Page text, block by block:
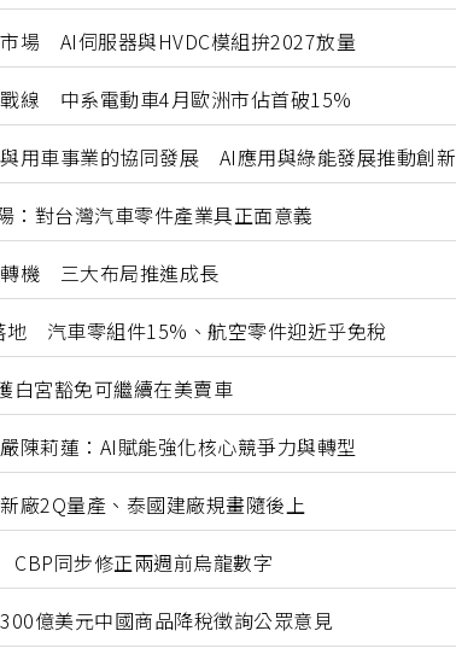
場 AI伺服器與HVDC模組拚2027放量
線 中系電動車4月歐洲市佔首破15%
用車事業的協同發展 AI應用與綠能發展推動創新
對台灣汽車零件產業具正面意義
機 三大布局推進成長
地 汽車零組件15%、航空零件迎近乎免稅
宮豁免可繼續在美賣車
莉蓮：AI賦能強化核心競爭力與轉型
廠2Q量產、泰國建廠規畫隨後上
同步修正兩週前烏龍數字
億美元中國商品降稅徵詢公眾意見